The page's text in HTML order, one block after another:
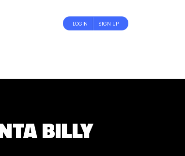
LOGIN SIGN UP
BILLY